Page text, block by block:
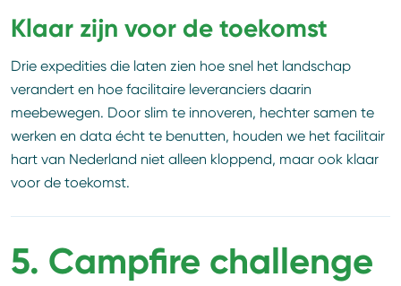
Klaar zijn voor de toekomst
Drie expedities die laten zien hoe snel het landschap
verandert en hoe facilitaire leveranciers daarin
meebewegen. Door slim te innoveren, hechter samen te
werken en data écht te benutten, houden we het facilitair
hart van Nederland niet alleen kloppend, maar ook klaar
voor de toekomst.
5. Campfire challenge